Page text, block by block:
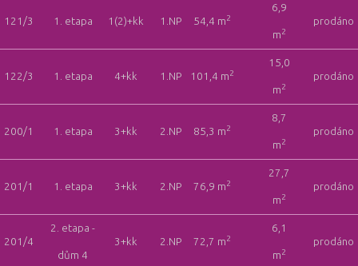
121/3 1. etapa 1(2)+kk 1.NP 54,4 m2
6,9
m2
prodáno
122/3 1. etapa 4+kk 1.NP 101,4 m2
15,0
m2
prodáno
200/1 1. etapa 3+kk 2.NP 85,3 m2
8,7
m2
prodáno
201/1 1. etapa 3+kk 2.NP 76,9 m2
27,7
m2
prodáno
201/4
2. etapa -
dům 4
3+kk 2.NP 72,7 m2
6,1
m2
prodáno